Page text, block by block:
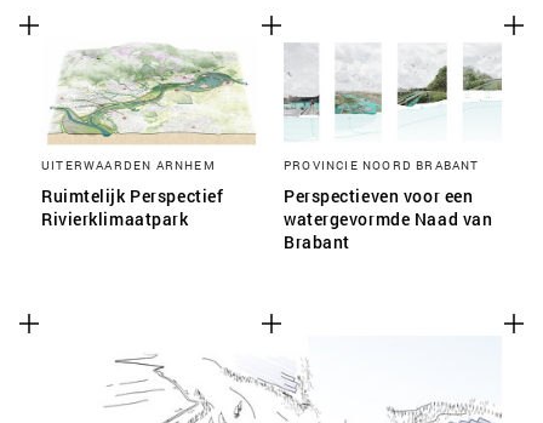
UITERWAARDEN ARNHEM
Ruimtelijk Perspectief
Rivierklimaatpark
PROVINCIE NOORD BRABANT
Perspectieven voor een
watergevormde Naad van
Brabant